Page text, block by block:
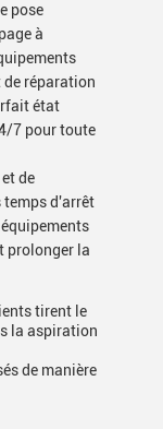
pose
à
de réparation
état
7 pour toute
de
temps d'arrêt
prolonger la
tirent le
la aspiration
de manière